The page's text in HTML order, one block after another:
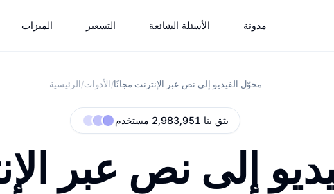
الميزات التسعير الأسئلة الشائعة مدونة
الرئيسية/الأدوات/محوّل الفيديو إلى نص عبر الإنترنت مجانًا
يثق بنا 2,983,951 مستخدم
إلى نص عبر